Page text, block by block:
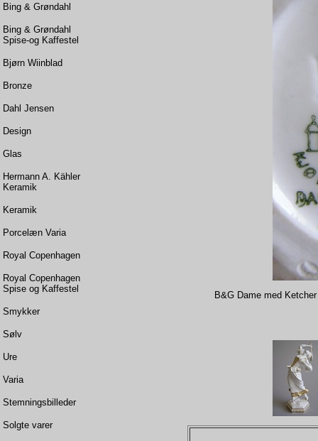
Bing & Grøndahl
Bing & Grøndahl
Spise-og Kaffestel
Bjørn Wiinblad
Bronze
Dahl Jensen
Design
Glas
Hermann A. Kähler
Keramik
Keramik
Porcelæn Varia
Royal Copenhagen
Royal Copenhagen
Spise og Kaffestel
Smykker
Sølv
Ure
Varia
Stemningsbilleder
Solgte varer
B&G Dame med